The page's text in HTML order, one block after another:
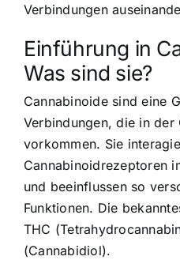
Verbindungen
Einführung in
Was sind sie?
Cannabinoide sind eine
Verbindungen, die in der
vorkommen. Sie
Cannabinoidrezeptoren
und beeinflussen so
Funktionen. Die
THC
(Cannabidiol).